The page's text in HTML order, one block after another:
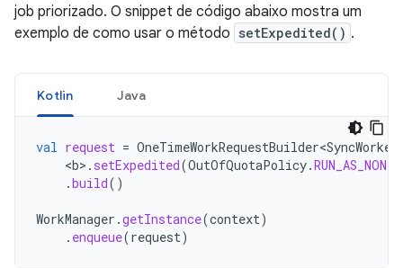
job priorizado. O snippet de código abaixo mostra um
exemplo de como usar o método setExpedited() .
Kotlin Java
val request =
<b> . setExpedited(OutOfQuotaPolicy.
.build()
WorkManager .getInstance(context)
. enqueue(request)